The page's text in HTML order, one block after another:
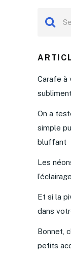
Carafe à
On a
simple
bluffant
Les
Et si la
dans
Bonnet,
petits